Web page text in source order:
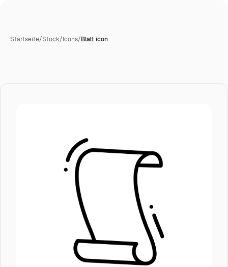
Startseite/Stock/Icons/Blatt icon